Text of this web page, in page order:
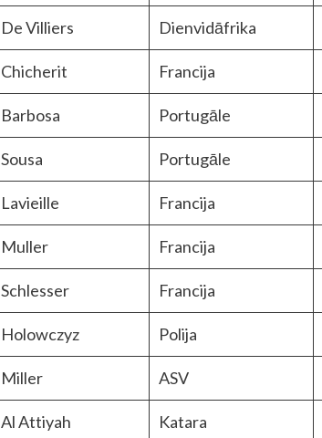
De Villiers Dienvidāfrika
Chicherit Francija
Barbosa Portugāle
Sousa Portugāle
Lavieille Francija
Muller Francija
Schlesser Francija
Holowczyz Polija
Miller ASV
Al Attiyah Katara